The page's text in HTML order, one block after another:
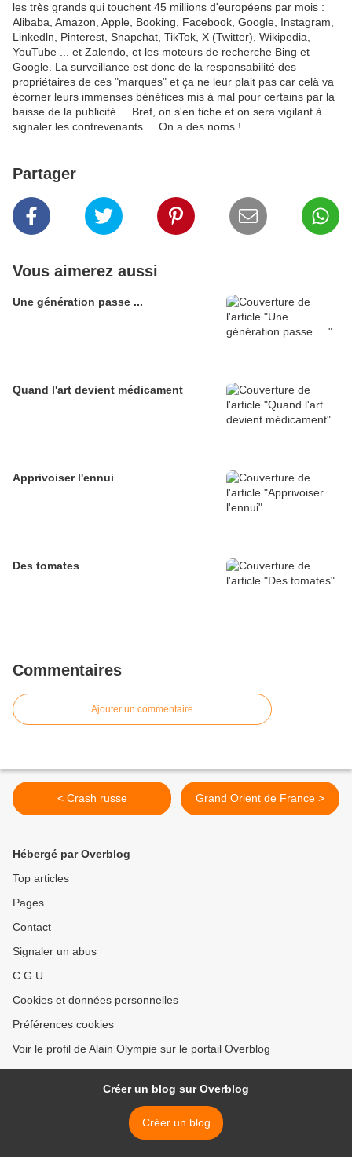
les très grands qui touchent 45 millions d'européens par mois :
Alibaba, Amazon, Apple, Booking, Facebook, Google, Instagram,
Linkedln, Pinterest, Snapchat, TikTok, X (Twitter), Wikipedia,
YouTube ... et Zalendo, et les moteurs de recherche Bing et
Google. La surveillance est donc de la responsabilité des
propriétaires de ces "marques" et ça ne leur plait pas car celà va
écorner leurs immenses bénéfices mis à mal pour certains par la
baisse de la publicité ... Bref, on s'en fiche et on sera vigilant à
signaler les contrevenants ... On a des noms !
Partager
Vous aimerez aussi
Une génération passe ...
Quand l'art devient médicament
Apprivoiser l'ennui
Des tomates
Commentaires
Ajouter un commentaire
< Crash russe Grand Orient de France >
Hébergé par Overblog
Top articles
Pages
Contact
Signaler un abus
C.G.U.
Cookies et données personnelles
Préférences cookies
Voir le profil de Alain Olympie sur le portail Overblog
Créer un blog sur Overblog
Créer un blog